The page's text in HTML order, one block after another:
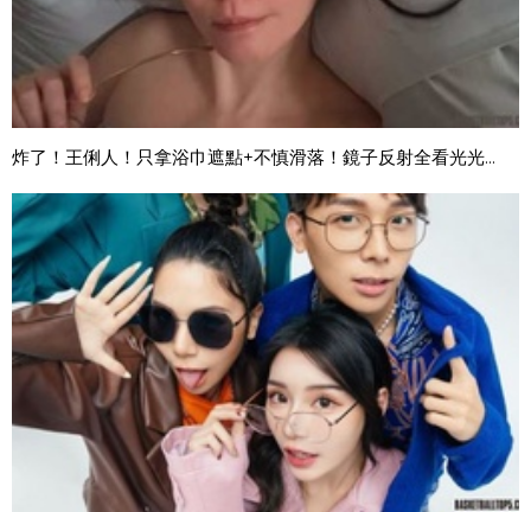
炸了！王俐人！只拿浴巾遮點+不慎滑落！鏡子反射全看光光...